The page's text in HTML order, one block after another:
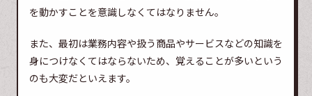
を動かすことを意識しなくてはなりません。
また、最初は業務内容や扱う商品やサービスなどの知識を
身につけなくてはならないため、覚えることが多いという
のも大変だといえます。